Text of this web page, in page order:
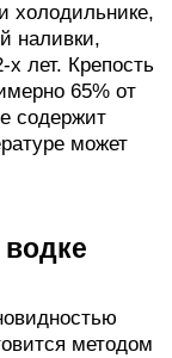
холодильнике,
наливки,
лет. Крепость
65% от
содержит
может
методом